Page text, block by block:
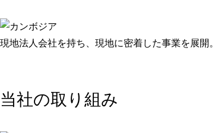
現地法人会社を持ち、現地に密着した事業を展開
当社の取り組み